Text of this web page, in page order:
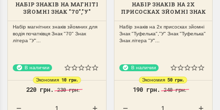
НАБІР ЗНАКІВ НА МАГНІТІ
ЗЙОМНІ ЗНАК "70","У"
Набір магнітних знаків зйомних для
водія початківця Знак "70" Знак
літера "У"...
В наличии
Экономия 10 грн.
220 грн.230 грн.
НАБІР ЗНАКІВ НА 2Х
ПРИСОСКАХ ЗЙОМНІ ЗНАК
"У","ТУФЕЛЬКА"
Набір знаків на 2х присосках зйомні
Знак "Туфелька","У" Знак "Туфелька"
Знак літера "У"...
В наличии
Экономия 50 грн.
190 грн.240 грн.